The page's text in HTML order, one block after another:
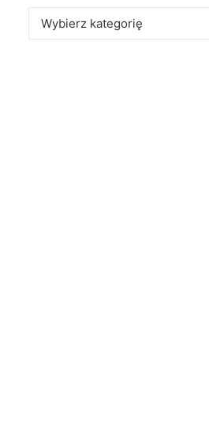
Kategorie